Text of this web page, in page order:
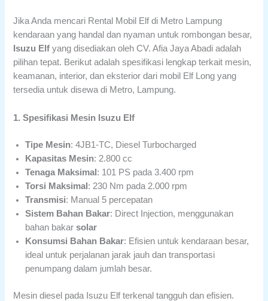
Jika Anda mencari Rental Mobil Elf di Metro Lampung
kendaraan yang handal dan nyaman untuk rombongan besar,
Isuzu Elf yang disediakan oleh CV. Afia Jaya Abadi adalah
pilihan tepat. Berikut adalah spesifikasi lengkap terkait mesin,
keamanan, interior, dan eksterior dari mobil Elf Long yang
tersedia untuk disewa di Metro, Lampung.
1. Spesifikasi Mesin Isuzu Elf
Tipe Mesin: 4JB1-TC, Diesel Turbocharged
Kapasitas Mesin: 2.800 cc
Tenaga Maksimal : 101 PS pada 3.400 rpm
Torsi Maksimal : 230 Nm pada 2.000 rpm
Transmisi: Manual 5 percepatan
Sistem Bahan Bakar: Direct Injection, menggunakan
bahan bakarsolar
Konsumsi Bahan Bakar: Efisien untuk kendaraan besar,
ideal untuk perjalanan jarak jauh dan transportasi
penumpang dalam jumlah besar.
Mesin diesel pada Isuzu Elf terkenal tangguh dan efisien.